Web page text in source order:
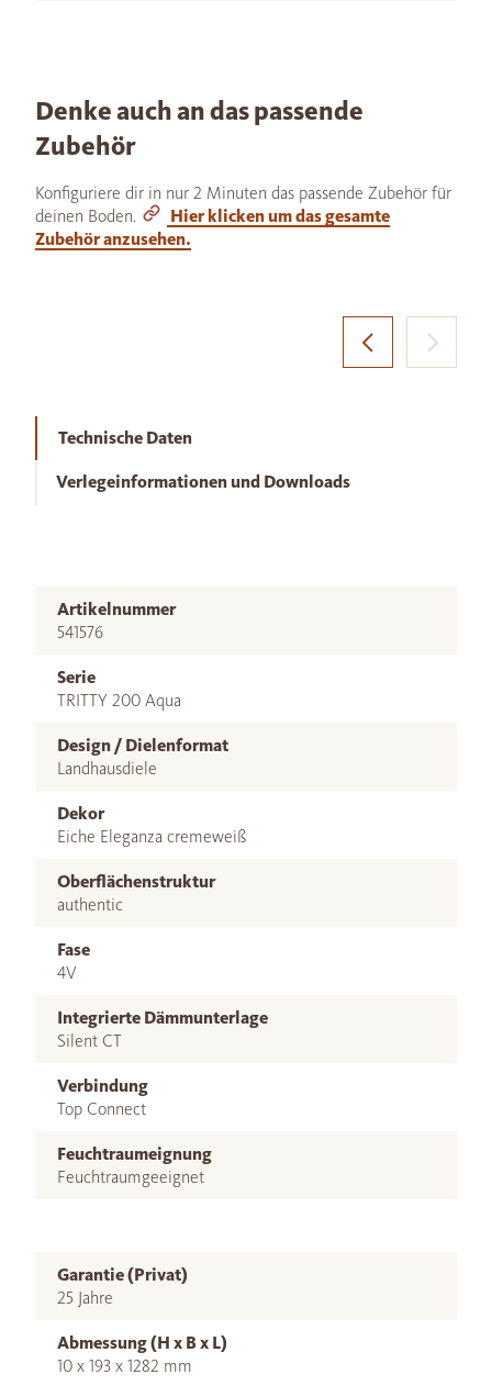
Denke auch an das passende
Zubehör
Konfiguriere dir in nur 2 Minuten das passende Zubehör für
deinen Boden.
Hier klicken um das gesamte
Zubehör anzusehen.
Technische Daten
Verlegeinformationen und Downloads
Artikelnummer
541576
Serie
TRITTY 200 Aqua
Design / Dielenformat
Landhausdiele
Dekor
Eiche Eleganza cremeweiß
Oberflächenstruktur
authentic
Fase
4V
Integrierte Dämmunterlage
Silent CT
Verbindung
Top Connect
Feuchtraumeignung
Feuchtraumgeeignet
Garantie (Privat)
25 Jahre
Abmessung (H x B x L)
10 x 193 x 1282 mm